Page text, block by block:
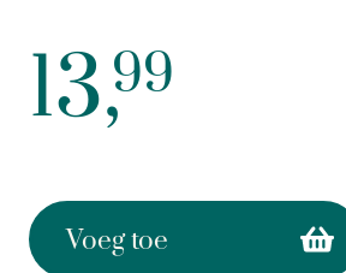
13,99
Voeg toe